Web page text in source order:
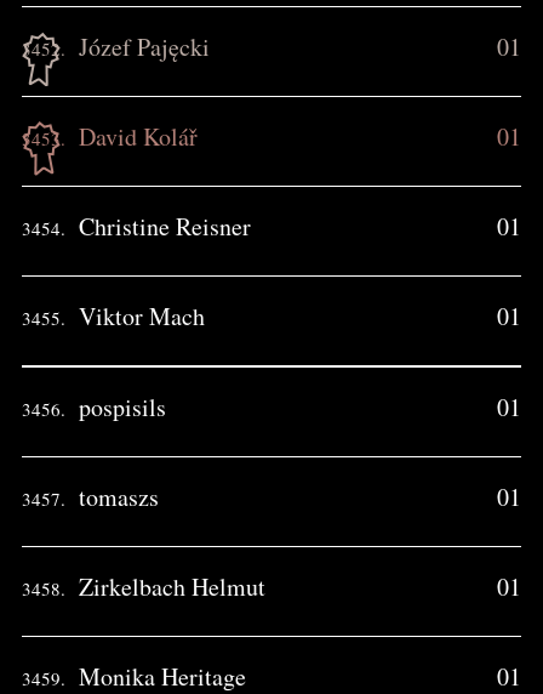
3452. Józef Pajęcki 01
3453. David Kolář 01
3454. Christine Reisner 01
3455. Viktor Mach 01
3456. pospisils 01
3457. tomaszs 01
3458. Zirkelbach Helmut 01
3459. Monika Heritage 01